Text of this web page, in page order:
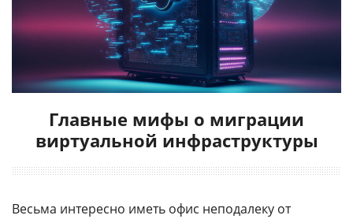
Главные мифы о миграции
виртуальной инфраструктуры
Весьма интересно иметь офис неподалеку от